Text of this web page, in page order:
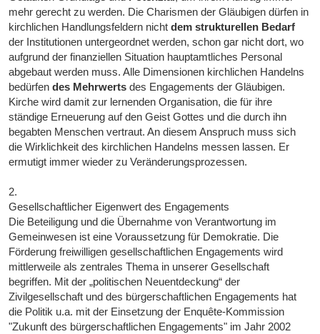
mehr gerecht zu werden. Die Charismen der Gläubigen dürfen in
kirchlichen Handlungsfeldern nichtdem strukturellen Bedarf
der Institutionen untergeordnet werden, schon gar nicht dort, wo
aufgrund der finanziellen Situation hauptamtliches Personal
abgebaut werden muss. Alle Dimensionen kirchlichen Handelns
bedürfendes Mehrwerts des Engagements der Gläubigen.
Kirche wird damit zur lernenden Organisation, die für ihre
ständige Erneuerung auf den Geist Gottes und die durch ihn
begabten Menschen vertraut. An diesem Anspruch muss sich
die Wirklichkeit des kirchlichen Handelns messen lassen. Er
ermutigt immer wieder zu Veränderungsprozessen.
2.
Gesellschaftlicher Eigenwert des Engagements
Die Beteiligung und die Übernahme von Verantwortung im
Gemeinwesen ist eine Voraussetzung für Demokratie. Die
Förderung freiwilligen gesellschaftlichen Engagements wird
mittlerweile als zentrales Thema in unserer Gesellschaft
begriffen. Mit der „politischen Neuentdeckung“ der
Zivilgesellschaft und des bürgerschaftlichen Engagements hat
die Politik u.a. mit der Einsetzung der Enquête-Kommission
"Zukunft des bürgerschaftlichen Engagements" im Jahr 2002